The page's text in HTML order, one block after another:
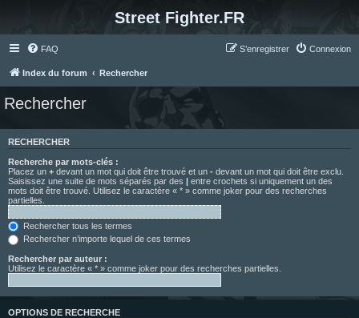
Street Fighter.FR
FAQ Connexion
S’enregistrer
Index du forum Rechercher
Rechercher
RECHERCHER
Recherche par mots-clés :
Placez un + devant un mot qui doit être trouvé et un - devant un mot qui doit être exclu.
Saisissez une suite de mots séparés par des | entre crochets si uniquement un des
mots doit être trouvé. Utilisez le caractère « * » comme joker pour des recherches
partielles.
Rechercher tous les termes
Rechercher n’importe lequel de ces termes
Rechercher par auteur :
Utilisez le caractère « * » comme joker pour des recherches partielles.
OPTIONS DE RECHERCHE